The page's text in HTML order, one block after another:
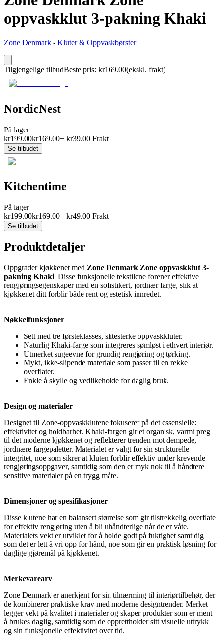
oppvaskklut 3-pakning Khaki
Zone Denmark - Kluter & Oppvaskbørster
Tilgjengelige tilbudBeste pris: kr169.00(ekskl. frakt)
NordicNest
På lager
kr199.00kr169.00+ kr39.00 Frakt
Se tilbudet
Kitchentime
På lager
kr199.00kr169.00+ kr49.00 Frakt
Se tilbudet
Produktdetaljer
Oppgrader kjøkkenet med Zone Denmark Zone oppvaskklut 3-
pakning Khaki. Disse funksjonelle tekstilene forener effektive
rengjøringsegenskaper med en sofistikert, jordnær farge, slik at
kjøkkenet ditt forblir både rent og estetisk innredet.
Nøkkelfunksjoner
Sett med tre førsteklasses, slitesterke oppvaskkluter.
Naturlig Khaki-farge som integreres sømløst i ethvert interiør.
Utmerket sugeevne for grundig rengjøring og tørking.
Mykt, ikke-slipende materiale som passer til en rekke
overflater.
Enkle å skylle og vedlikeholde for daglig bruk.
Design og materialer
Designet til Zone-oppvaskklutene fokuserer på det essensielle:
effektivitet og holdbarhet. Khaki-fargen gir et organisk, varmt preg
til det moderne kjøkkenet og reflekterer trenden mot dempede,
jordnære fargepaletter. Materialet er valgt for sin strukturelle
integritet, noe som sikrer at kluten forblir effektiv under krevende
rengjøringsoppgaver, samtidig som den er myk nok til å håndtere
sensitive materialer på en trygg måte.
Dimensjoner og spesifikasjoner
Disse klutene har en balansert størrelse som gir tilstrekkelig overflate
for effektiv rengjøring uten å bli uhåndterlige når de er våte.
Materialets vekt er utviklet for å holde godt på fuktighet samtidig
som det er lett å vri opp for hånd, noe som gir en praktisk løsning for
daglige gjøremål på kjøkkenet.
Merkevarearv
Zone Denmark er anerkjent for sin tilnærming til interiørtilbehør, der
de kombinerer praktiske krav med moderne designtrender. Merket
legger vekt på kvalitet i materialer og skaper produkter som er ment
å brukes daglig, samtidig som de opprettholder sitt visuelle uttrykk
og sin funksjonelle effektivitet over tid.